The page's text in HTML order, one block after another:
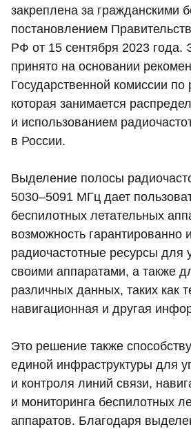
закреплена за гражданскими
постановлением
РФ от 15 сентября 2023
принято на основании
Государственной комиссии по
которая занимается
и использованием
в России.
Выделение полосы
5030–5091 МГц дает
беспилотных летательных
возможность гарантированно
радиочастотные ресурсы для
своими аппаратами, а также
различных данных, таких как
навигационная и другая
Это решение также
единой инфраструктуры для
и контроля линий связи,
и мониторинга беспилотных
аппаратов. Благодаря